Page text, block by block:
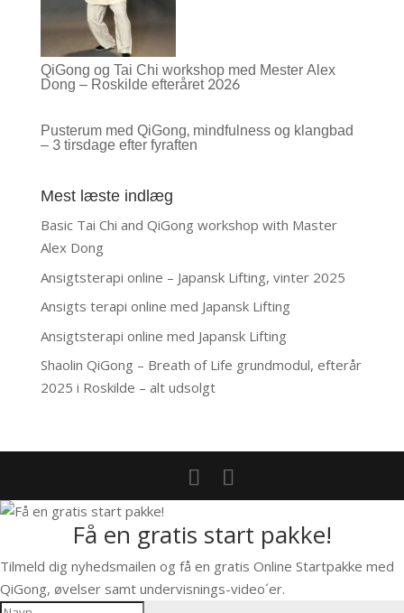
QiGong og Tai Chi workshop med Mester Alex
Dong – Roskilde efteråret 2026
Pusterum med QiGong, mindfulness og klangbad
– 3 tirsdage efter fyraften
Mest læste indlæg
Basic Tai Chi and QiGong workshop with Master
Alex Dong
Ansigtsterapi online – Japansk Lifting, vinter 2025
Ansigts terapi online med Japansk Lifting
Ansigtsterapi online med Japansk Lifting
Shaolin QiGong – Breath of Life grundmodul, efterår
2025 i Roskilde – alt udsolgt
Få en gratis start pakke!
Tilmeld dig nyhedsmailen og få en gratis Online Startpakke med
QiGong, øvelser samt undervisnings-video´er.